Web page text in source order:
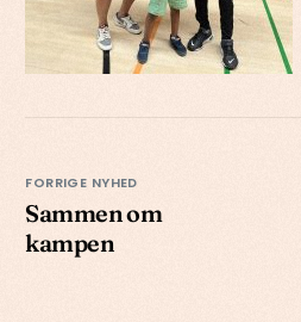
FORRIGE NYHED
Sammen om
kampen